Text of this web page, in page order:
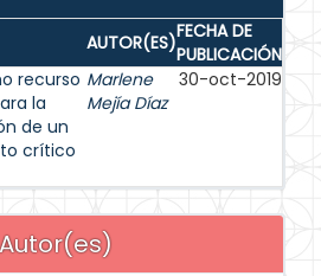
AUTOR(ES)FECHA DE
PUBLICACIÓN
recurso
la
de un
crítico
Marlene
Mejía Díaz
30-oct-2019
Autor(es)